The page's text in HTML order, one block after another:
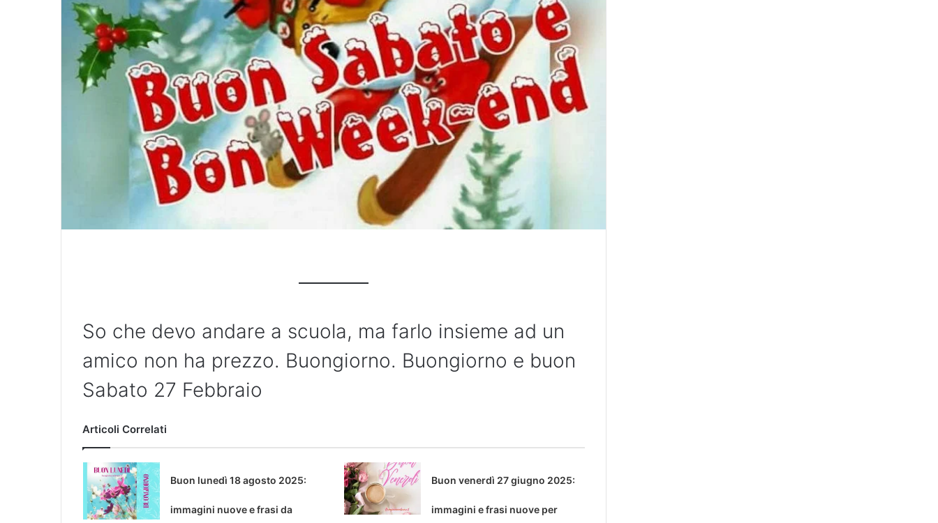
So che devo andare a scuola, ma farlo insieme ad un
amico non ha prezzo. Buongiorno. Buongiorno e buon
Sabato 27 Febbraio
Articoli Correlati
Buon lunedì 18 agosto 2025:
immagini nuove e frasi da
Buon venerdì 27 giugno 2025:
immagini e frasi nuove per